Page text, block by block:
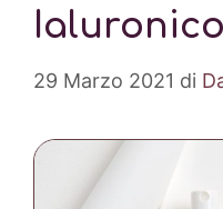
Ialuronico
29 Marzo 2021 di